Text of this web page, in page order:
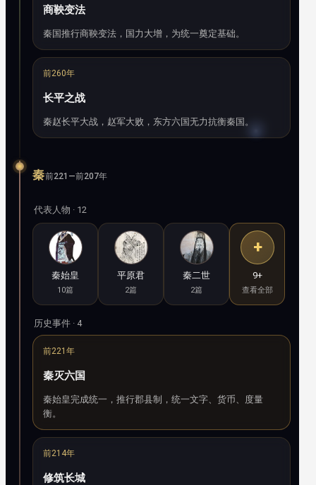
商鞅变法
秦国推行商鞅变法，国力大增，为统一奠定基础。
前260年
长平之战
秦赵长平大战，赵军大败，东方六国无力抗衡秦国。
秦前221—前207年
代表人物 · 12
秦始皇
10篇
平原君
2篇
秦二世
2篇
+
9+
查看全部
历史事件 · 4
前221年
秦灭六国
秦始皇完成统一，推行郡县制，统一文字、货币、度量
衡。
前214年
修筑长城